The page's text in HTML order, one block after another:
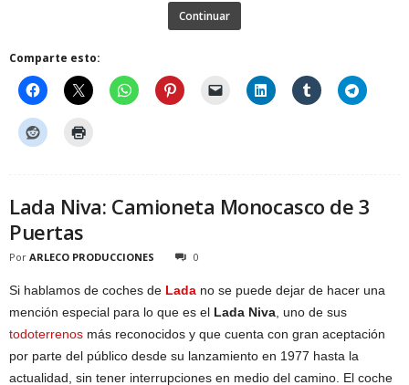
Continuar
Comparte esto:
Lada Niva: Camioneta Monocasco de 3
Puertas
Por ARLECO PRODUCCIONES 0
Si hablamos de coches de Lada no se puede dejar de hacer una
mención especial para lo que es el Lada Niva , uno de sus
todoterrenos más reconocidos y que cuenta con gran aceptación
por parte del público desde su lanzamiento en 1977 hasta la
actualidad, sin tener interrupciones en medio del camino. El coche